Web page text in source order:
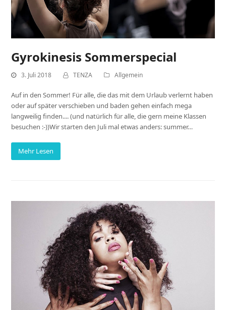
Gyrokinesis Sommerspecial
3. Juli 2018 TENZA Allgemein
Auf in den Sommer! Für alle, die das mit dem Urlaub verlernt haben
oder auf später verschieben und baden gehen einfach mega
langweilig finden.... (und natürlich für alle, die gern meine Klassen
besuchen :-))Wir starten den Juli mal etwas anders: summer…
Mehr Lesen